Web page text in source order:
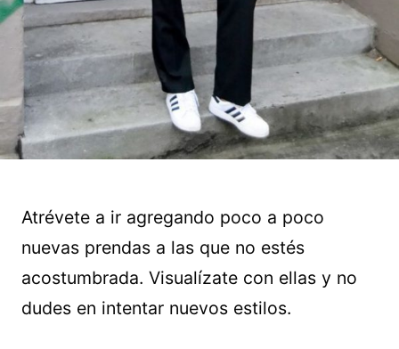
Atrévete a ir agregando poco a poco
nuevas prendas a las que no estés
acostumbrada. Visualízate con ellas y no
dudes en intentar nuevos estilos.